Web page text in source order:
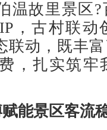
故里景区?
，古村联动
联动，既丰
，扎实筑牢
能景区客流